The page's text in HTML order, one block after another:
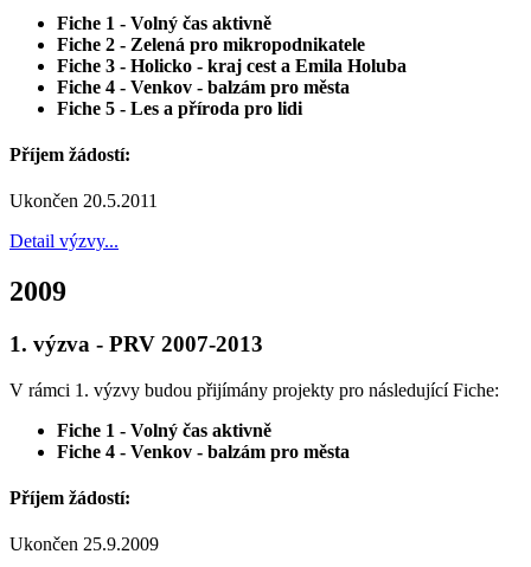
Fiche 1 - Volný čas aktivně
Fiche 2 - Zelená pro mikropodnikatele
Fiche 3 - Holicko - kraj cest a Emila Holuba
Fiche 4 - Venkov - balzám pro města
Fiche 5 - Les a příroda pro lidi
Příjem žádostí:
Ukončen 20.5.2011
Detail výzvy...
2009
1. výzva - PRV 2007-2013
V rámci 1. výzvy budou přijímány projekty pro následující Fiche:
Fiche 1 - Volný čas aktivně
Fiche 4 - Venkov - balzám pro města
Příjem žádostí:
Ukončen 25.9.2009